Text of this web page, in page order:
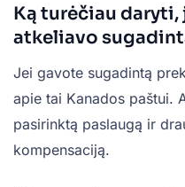
Ką turėčiau
atkeliavo
Jei gavote sugadintą
apie tai Kanados paštui.
pasirinktą paslaugą ir
kompensaciją.